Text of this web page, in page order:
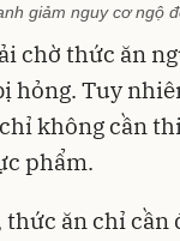
giảm nguy cơ ngộ
chờ thức ăn
hỏng. Tuy
không cần
phẩm.
ăn chỉ cần